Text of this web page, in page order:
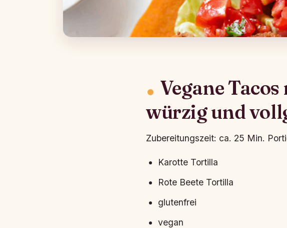
Vegane
würzig und
Zubereitungszeit: ca. 25 Min.
Karotte Tortilla
Rote Beete Tortilla
glutenfrei
vegan